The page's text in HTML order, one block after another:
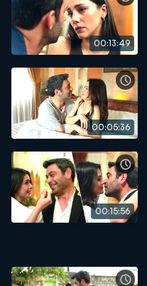
00:13:49
00:05:36
00:15:56